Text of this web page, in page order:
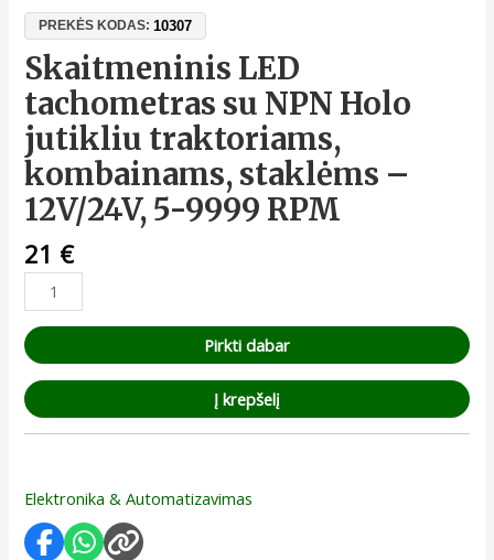
PREKĖS KODAS:10307
Skaitmeninis LED
tachometras su NPN Holo
jutikliu traktoriams,
kombainams, staklėms –
12V/24V, 5-9999 RPM
21 €
Pirkti dabar
Į krepšelį
Elektronika & Automatizavimas